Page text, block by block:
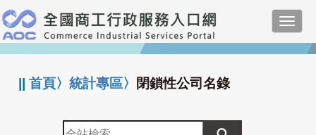
跳
到
主
要
:::
||首頁〉統計專區〉 閉鎖性公司名錄
全